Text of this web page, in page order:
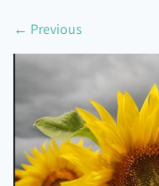
← Previous